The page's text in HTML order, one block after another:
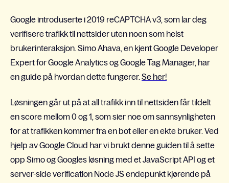
Google introduserte i 2019 reCAPTCHA v3, som lar deg
verifisere trafikk til nettsider uten noen som helst
brukerinteraksjon. Simo Ahava, en kjent Google Developer
Expert for Google Analytics og Google Tag Manager, har
en guide på hvordan dette fungerer. Se her!
Løsningen går ut på at all trafikk inn til nettsiden får tildelt
en score mellom 0 og 1, som sier noe om sannsynligheten
for at trafikken kommer fra en bot eller en ekte bruker. Ved
hjelp av Google Cloud har vi brukt denne guiden til å sette
opp Simo og Googles løsning med et JavaScript API og et
server-side verification Node JS endepunkt kjørende på